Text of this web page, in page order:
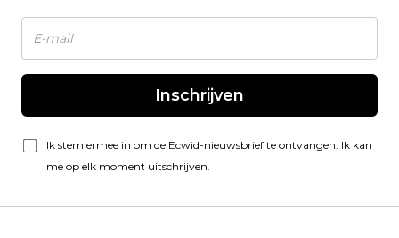
Inschrijven
Ik stem ermee in om de Ecwid-nieuwsbrief te ontvangen. Ik kan
me op elk moment uitschrijven.